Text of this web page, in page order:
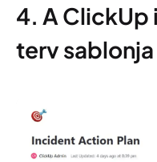
4. A ClickUp
terv sablonja